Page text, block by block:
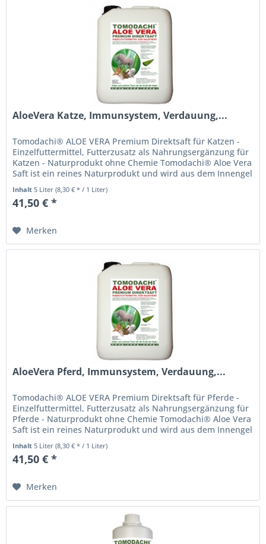
AloeVera Katze, Immunsystem, Verdauung,...
Tomodachi® ALOE VERA Premium Direktsaft für Katzen -
Einzelfuttermittel, Futterzusatz als Nahrungsergänzung für
Katzen - Naturprodukt ohne Chemie Tomodachi® Aloe Vera
Saft ist ein reines Naturprodukt und wird aus dem Innengel
Inhalt 5 Liter(8,30 € * / 1 Liter)
41,50 € *
Merken
AloeVera Pferd, Immunsystem, Verdauung,...
Tomodachi® ALOE VERA Premium Direktsaft für Pferde -
Einzelfuttermittel, Futterzusatz als Nahrungsergänzung für
Pferde - Naturprodukt ohne Chemie Tomodachi® Aloe Vera
Saft ist ein reines Naturprodukt und wird aus dem Innengel
frischer...
Inhalt5 Liter(8,30 € * / 1 Liter)
41,50 € *
Merken